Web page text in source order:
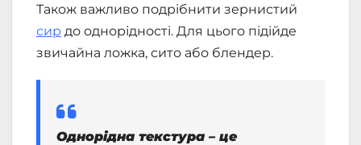
Також важливо подрібнити зернистий
сир до однорідності. Для цього підійде
звичайна ложка, сито або блендер.
Однорідна текстура – це